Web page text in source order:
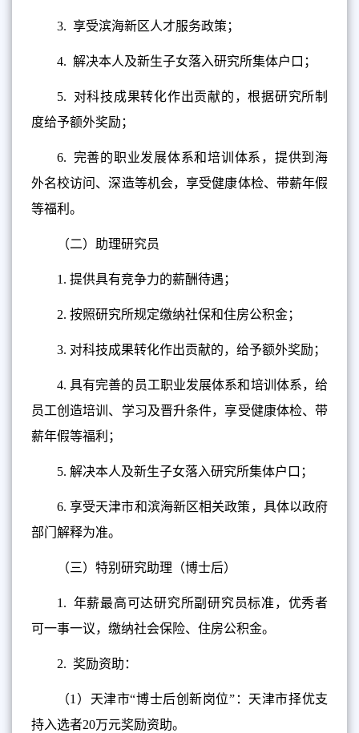
3. 享受滨海新区人才服务政策；
4. 解决本人及新生子女落入研究所集体户口；
5.
对科技成果转化作出贡献的，根据研究所制
度给予额外奖励；
6. 完善的职业发展体系和培训体系，提供到海
外名校访问、深造等机会，享受健康体检、带薪年假
等福利。
（二）助理研究员
1. 提供具有竞争力的薪酬待遇；
2. 按照研究所规定缴纳社保和住房公积金；
3. 对科技成果转化作出贡献的，给予额外奖励；
4. 具有完善的员工职业发展体系和培训体系，给
员工创造培训、学习及晋升条件，享受健康体检、带
薪年假等福利；
5. 解决本人及新生子女落入研究所集体户口；
6. 享受天津市和滨海新区相关政策，具体以政府
部门解释为准。
（三）特别研究助理（博士后）
1. 年薪最高可达研究所副研究员标准，优秀者
可一事一议，缴纳社会保险、住房公积金。
2. 奖励资助：
（1）天津市“博士后创新岗位”：天津市择优支
持入选者20万元奖励资助。